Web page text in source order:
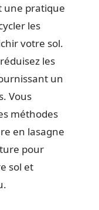
une pratique
les
votre sol.
les
un
Vous
méthodes
en lasagne
pour
sol et